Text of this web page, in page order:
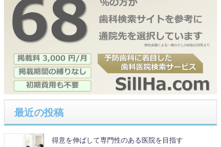
最近の投稿
得意を伸ばして専門性のある医院を目指す